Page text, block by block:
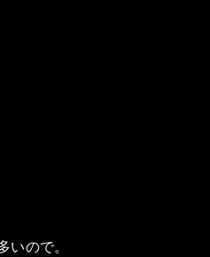
いので。